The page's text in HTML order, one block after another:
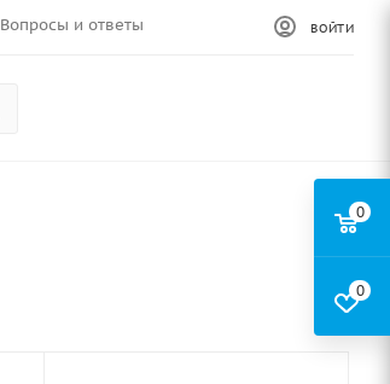
Вопросы и ответы ВОЙТИ
0
0